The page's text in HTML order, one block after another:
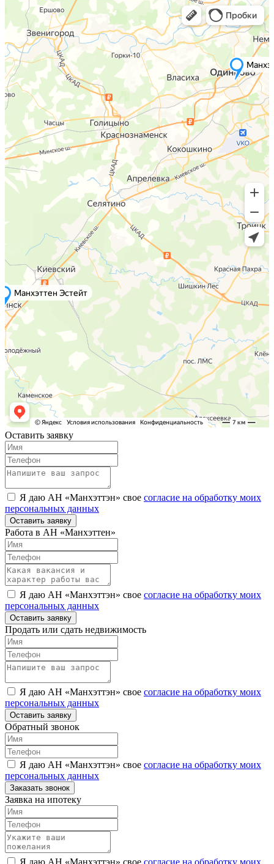
Оставить заявку
Я даю АН «Манхэттэн» свое согласие на обработку моих
персональных данных
Оставить заявку
Работа в АН «Манхэттен»
Я даю АН «Манхэттэн» свое согласие на обработку моих
персональных данных
Оставить заявку
Продать или сдать недвижимость
Я даю АН «Манхэттэн» свое согласие на обработку моих
персональных данных
Оставить заявку
Обратный звонок
Я даю АН «Манхэттэн» свое согласие на обработку моих
персональных данных
Заказать звонок
Заявка на ипотеку